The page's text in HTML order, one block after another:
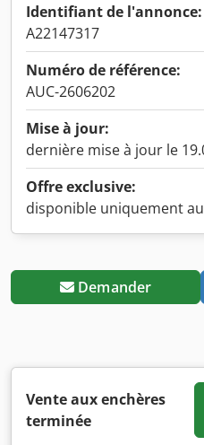
Identifiant de l'annonce:
A22147317
Numéro de référence:
AUC-2606202
Mise à jour:
dernière mise à jour le
Offre exclusive:
disponible uniquement
Demander
Vente aux enchères
terminée